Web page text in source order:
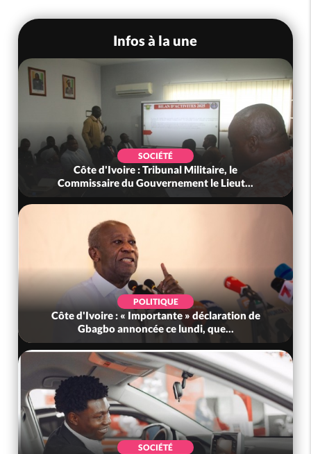
Infos à la une
SOCIÉTÉ
Côte d'Ivoire : Tribunal Militaire, le
Commissaire du Gouvernement le Lieut...
POLITIQUE
Côte d'Ivoire : « Importante » déclaration de
Gbagbo annoncée ce lundi, que...
SOCIÉTÉ